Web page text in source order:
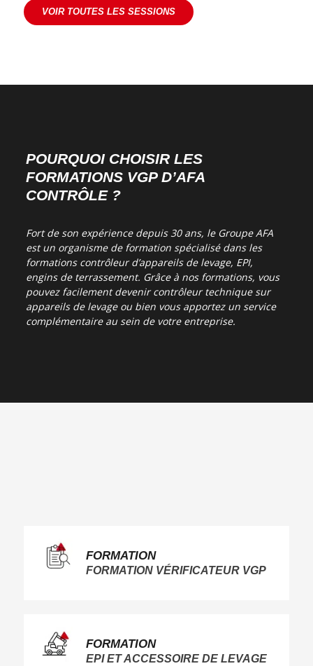
VOIR TOUTES LES SESSIONS
POURQUOI CHOISIR LES
FORMATIONS VGP D’AFA
CONTRÔLE ?
Fort de son expérience depuis 30 ans, le Groupe AFA
est un organisme de formation spécialisé dans les
formations contrôleur d’appareils de levage, EPI,
engins de terrassement. Grâce à nos formations, vous
pouvez facilement devenir contrôleur technique sur
appareils de levage ou bien vous apportez un service
complémentaire au sein de votre entreprise.
FORMATION
FORMATION VÉRIFICATEUR VGP
FORMATION
EPI ET ACCESSOIRE DE LEVAGE